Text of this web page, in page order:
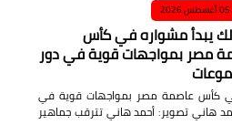
05 أغسطس 2026
يبدأ مشواره في كأس
مصر بمواجهات قوية في دور
في كأس عاصمة مصر بمواجهات قوية في
هاني تصوير: أحمد هاني تترقب جماهير